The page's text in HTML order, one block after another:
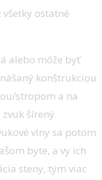
ostatné
alebo môže byť
konštrukciou
stropom a na
šírený
vlny sa potom
byte, a vy ich
steny, tým viac